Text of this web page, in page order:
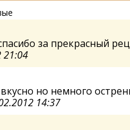
за прекрасный
21:04
но немного
14:37